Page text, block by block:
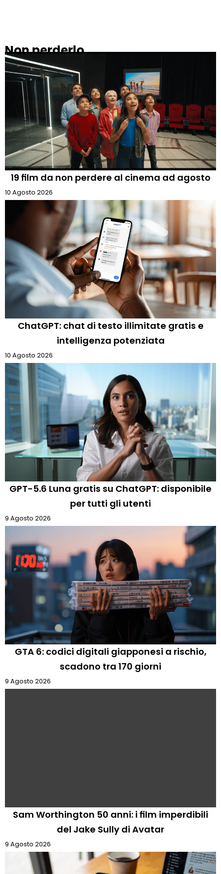
Non perderlo
19 film da non perdere al cinema ad agosto
10 Agosto 2026
ChatGPT: chat di testo illimitate gratis e
intelligenza potenziata
10 Agosto 2026
GPT-5.6 Luna gratis su ChatGPT: disponibile
per tutti gli utenti
9 Agosto 2026
GTA 6: codici digitali giapponesi a rischio,
scadono tra 170 giorni
9 Agosto 2026
Sam Worthington 50 anni: i film imperdibili
del Jake Sully di Avatar
9 Agosto 2026